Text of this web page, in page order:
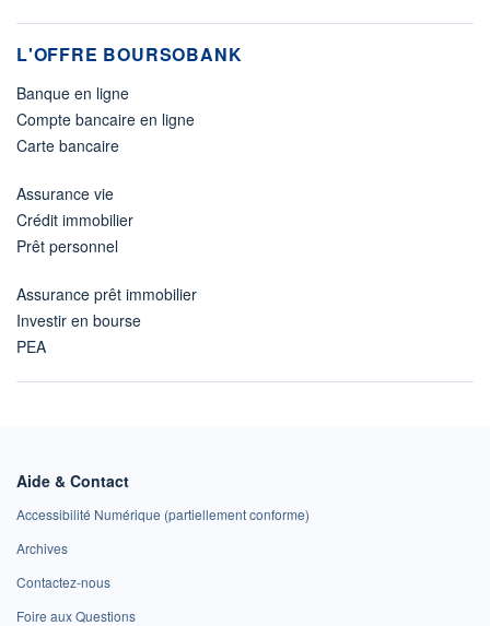
L'OFFRE BOURSOBANK
Banque en ligne
Compte bancaire en ligne
Carte bancaire
Assurance vie
Crédit immobilier
Prêt personnel
Assurance prêt immobilier
Investir en bourse
PEA
Aide & Contact
Accessibilité Numérique (partiellement conforme)
Archives
Contactez-nous
Foire aux Questions